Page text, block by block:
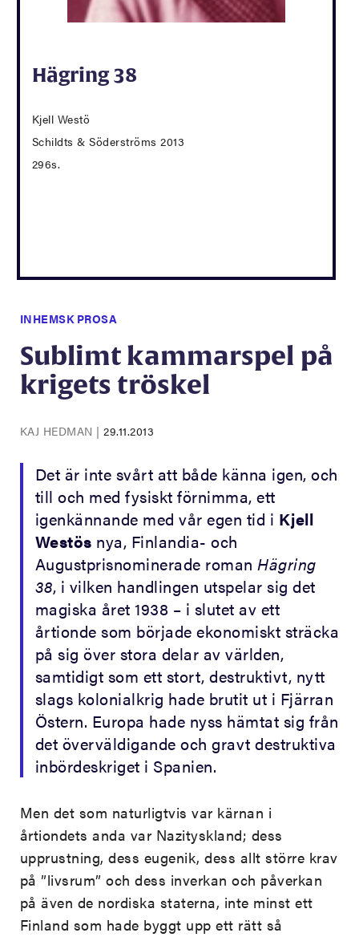
Hägring 38
Kjell Westö
Schildts & Söderströms 2013
296s.
INHEMSK PROSA
Sublimt kammarspel på
krigets tröskel
KAJ HEDMAN |29.11.2013
Det är inte svårt att både känna igen, och
till och med fysiskt förnimma, ett
igenkännande med vår egen tid i Kjell
Westös nya, Finlandia- och
Augustprisnominerade romanHägring
38, i vilken handlingen utspelar sig det
magiska året 1938 – i slutet av ett
årtionde som började ekonomiskt sträcka
på sig över stora delar av världen,
samtidigt som ett stort, destruktivt, nytt
slags kolonialkrig hade brutit ut i Fjärran
Östern. Europa hade nyss hämtat sig från
det överväldigande och gravt destruktiva
inbördeskriget i Spanien.
Men det som naturligtvis var kärnan i
årtiondets anda var Nazityskland; dess
upprustning, dess eugenik, dess allt större krav
på ”livsrum” och dess inverkan och påverkan
på även de nordiska staterna, inte minst ett
Finland som hade byggt upp ett rätt så